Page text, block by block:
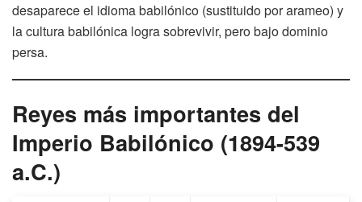
desaparece el idioma babilónico (sustituido por arameo) y
la cultura babilónica logra sobrevivir, pero bajo dominio
persa.
Reyes más importantes del
Imperio Babilónico (1894-539
a.C.)